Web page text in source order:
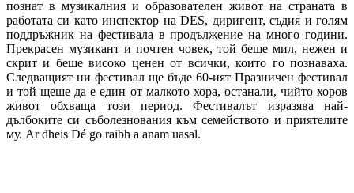
познат в музикалния и образователен живот на страната в
работата си като инспектор на DES, диригент, съдия и голям
поддръжник на фестивала в продължение на много години.
Прекрасен музикант и почтен човек, той беше мил, нежен и
скрит и беше високо ценен от всички, които го познаваха.
Следващият ни фестивал ще бъде 60-ият Празничен фестивал
и той щеше да е един от малкото хора, останали, чийто хоров
живот обхваща този период. Фестивалът изразява най-
дълбоките си съболезнования към семейството и приятелите
му. Ar dheis Dé go raibh a anam uasal.